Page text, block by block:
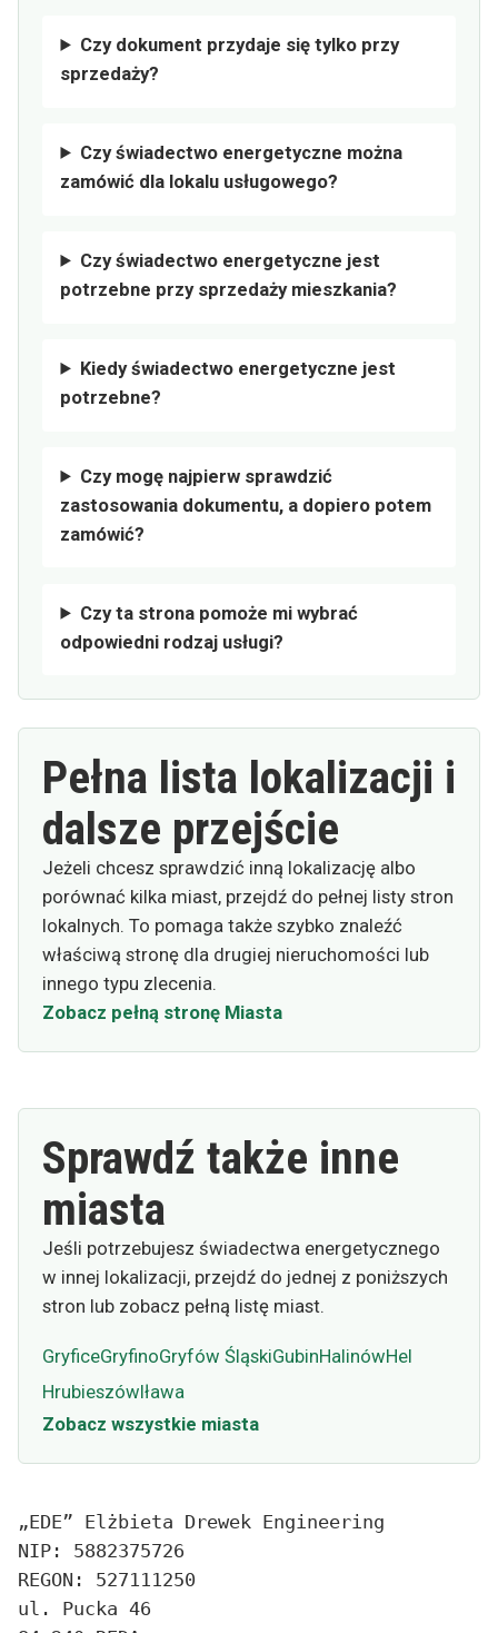
Czy dokument przydaje się tylko przy
sprzedaży?
Czy świadectwo energetyczne można
zamówić dla lokalu usługowego?
Czy świadectwo energetyczne jest
potrzebne przy sprzedaży mieszkania?
Kiedy świadectwo energetyczne jest
potrzebne?
Czy mogę najpierw sprawdzić
zastosowania dokumentu, a dopiero potem
zamówić?
Czy ta strona pomoże mi wybrać
odpowiedni rodzaj usługi?
Pełna lista lokalizacji i
dalsze przejście
Jeżeli chcesz sprawdzić inną lokalizację albo
porównać kilka miast, przejdź do pełnej listy stron
lokalnych. To pomaga także szybko znaleźć
właściwą stronę dla drugiej nieruchomości lub
innego typu zlecenia.
Zobacz pełną stronę Miasta
Sprawdź także inne
miasta
Jeśli potrzebujesz świadectwa energetycznego
w innej lokalizacji, przejdź do jednej z poniższych
stron lub zobacz pełną listę miast.
GryficeGryfinoGryfów ŚląskiGubinHalinówHel
HrubieszówIława
Zobacz wszystkie miasta
„EDE” Elżbieta Drewek Engineering
NIP: 5882375726
REGON: 527111250
ul. Pucka 46